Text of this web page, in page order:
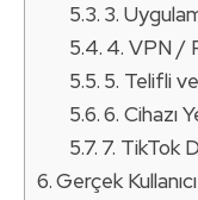
3.
4. VPN /
5. Telifli
6. Cihazı
7. TikTok
Gerçek